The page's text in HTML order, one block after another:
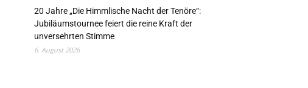
20 Jahre „Die Himmlische Nacht der Tenöre“:
Jubiläumstournee feiert die reine Kraft der
unversehrten Stimme
6. August 2026